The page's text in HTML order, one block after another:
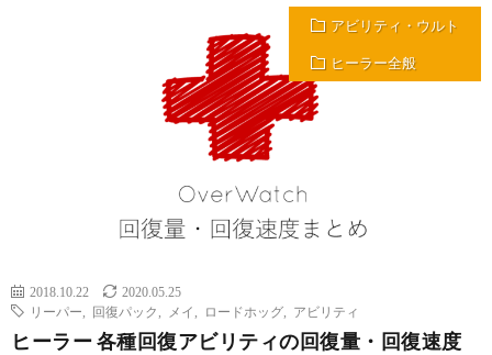
アビリティ・ウルト
ヒーラー全般
2018.10.22
2020.05.25
リーパー
回復パック メイ ロードホッグ アビリティ
ヒーラー 各種回復アビリティの回復量・回復速度